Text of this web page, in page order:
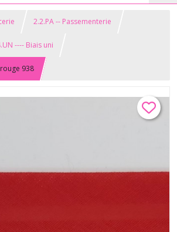
2.2.PA -- Passementerie
---- Biais uni
938